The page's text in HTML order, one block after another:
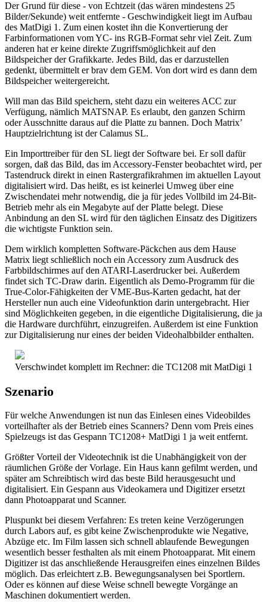
Der Grund für diese - von Echtzeit (das wären mindestens 25
Bilder/Sekunde) weit entfernte - Geschwindigkeit liegt im Aufbau
des MatDigi 1. Zum einen kostet ihn die Konvertierung der
Farbinformationen vom YC- ins RGB-Format sehr viel Zeit. Zum
anderen hat er keine direkte Zugriffsmöglichkeit auf den
Bildspeicher der Grafikkarte. Jedes Bild, das er darzustellen
gedenkt, übermittelt er brav dem GEM. Von dort wird es dann dem
Bildspeicher weitergereicht.
Will man das Bild speichern, steht dazu ein weiteres ACC zur
Verfügung, nämlich MATSNAP. Es erlaubt, den ganzen Schirm
oder Ausschnitte daraus auf die Platte zu bannen. Doch Matrix’
Hauptzielrichtung ist der Calamus SL.
Ein Importtreiber für den SL liegt der Software bei. Er soll dafür
sorgen, daß das Bild, das im Accessory-Fenster beobachtet wird, per
Tastendruck direkt in einen Rastergrafikrahmen im aktuellen Layout
digitalisiert wird. Das heißt, es ist keinerlei Umweg über eine
Zwischendatei mehr notwendig, die ja für jedes Vollbild im 24-Bit-
Betrieb mehr als ein Megabyte auf der Platte belegt. Diese
Anbindung an den SL wird für den täglichen Einsatz des Digitizers
die wichtigste Funktion sein.
Dem wirklich kompletten Software-Päckchen aus dem Hause
Matrix liegt schließlich noch ein Accessory zum Ausdruck des
Farbbildschirmes auf den ATARI-Laserdrucker bei. Außerdem
findet sich TC-Draw darin. Eigentlich als Demo-Programm für die
True-Color-Fähigkeiten der VME-Bus-Karten gedacht, hat der
Hersteller nun auch eine Videofunktion darin untergebracht. Hier
sind Möglichkeiten gegeben, in die eigentliche Digitalisierung, die ja
die Hardware durchführt, einzugreifen. Außerdem ist eine Funktion
zur Digitalisierung nur eines der beiden Videohalbbilder enthalten.
Verschwindet komplett im Rechner: die TC1208 mit MatDigi 1
Szenario
Für welche Anwendungen ist nun das Einlesen eines Videobildes
vorteilhafter als der Betrieb eines Scanners? Denn vom Preis eines
Spielzeugs ist das Gespann TC1208+ MatDigi 1 ja weit entfernt.
Größter Vorteil der Videotechnik ist die Unabhängigkeit von der
räumlichen Größe der Vorlage. Ein Haus kann gefilmt werden, und
später am Schreibtisch wird das beste Bild herausgesucht und
digitalisiert. Ein Gespann aus Videokamera und Digitizer ersetzt
dann Photoapparat und Scanner.
Pluspunkt bei diesem Verfahren: Es treten keine Verzögerungen
durch Labors auf, es gibt keine Zwischenprodukte wie Negative,
Abzüge etc. Im Film lassen sich schnell ablaufende Bewegungen
wesentlich besser festhalten als mit einem Photoapparat. Mit einem
Digitizer ist das anschließende Herausgreifen eines einzelnen Bildes
möglich. Das erleichtert z.B. Bewegungsanalysen bei Sportlern.
Oder es können auf diese Weise schnell bewegte Vorgänge an
Maschinen dokumentiert werden.